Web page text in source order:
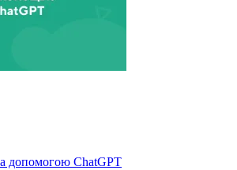
допомогою ChatGPT